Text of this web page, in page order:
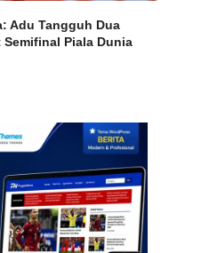
Adu Tangguh Dua
Semifinal Piala Dunia